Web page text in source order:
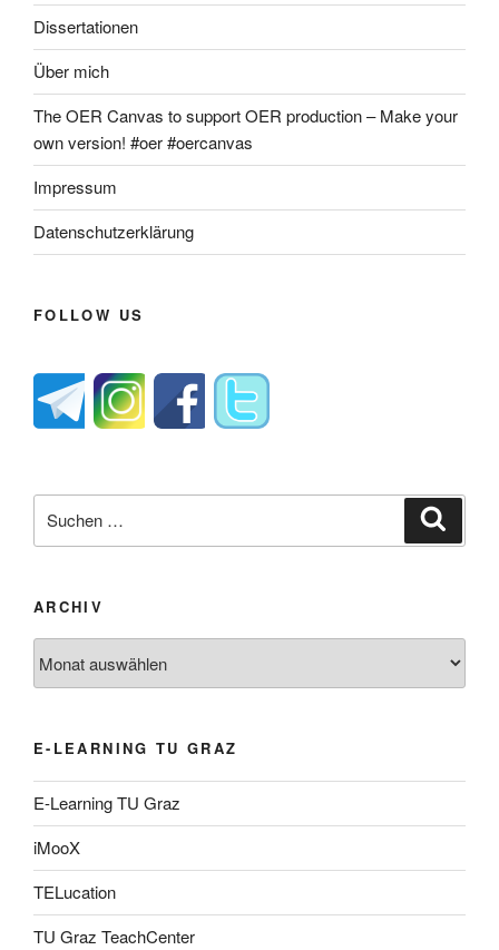
Dissertationen
Über mich
The OER Canvas to support OER production – Make your
own version! #oer #oercanvas
Impressum
Datenschutzerklärung
FOLLOW US
nach:
ARCHIV
E-LEARNING TU GRAZ
E-Learning TU Graz
iMooX
TELucation
TU Graz TeachCenter